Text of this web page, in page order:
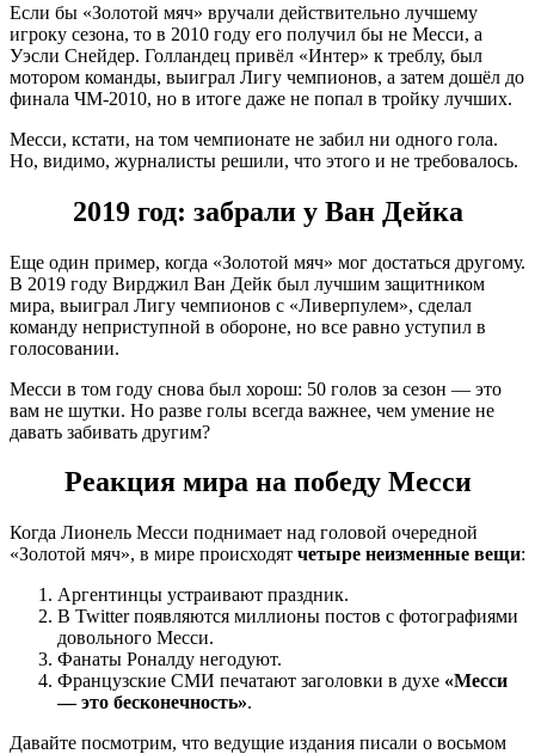
Если бы «Золотой мяч» вручали действительно лучшему
игроку сезона, то в 2010 году его получил бы не Месси, а
Уэсли Снейдер. Голландец привёл «Интер» к треблу, был
мотором команды, выиграл Лигу чемпионов, а затем дошёл до
финала ЧМ-2010, но в итоге даже не попал в тройку лучших.
Месси, кстати, на том чемпионате не забил ни одного гола.
Но, видимо, журналисты решили, что этого и не требовалось.
2019 год: забрали у Ван Дейка
Еще один пример, когда «Золотой мяч» мог достаться другому.
В 2019 году Вирджил Ван Дейк был лучшим защитником
мира, выиграл Лигу чемпионов с «Ливерпулем», сделал
команду неприступной в обороне, но все равно уступил в
голосовании.
Месси в том году снова был хорош: 50 голов за сезон — это
вам не шутки. Но разве голы всегда важнее, чем умение не
давать забивать другим?
Реакция мира на победу Месси
Когда Лионель Месси поднимает над головой очередной
«Золотой мяч», в мире происходят четыре неизменные вещи:
Аргентинцы устраивают праздник.
В Twitter появляются миллионы постов с фотографиями
довольного Месси.
Фанаты Роналду негодуют.
Французские СМИ печатают заголовки в духе «Месси
— это бесконечность».
Давайте посмотрим, что ведущие издания писали о восьмом